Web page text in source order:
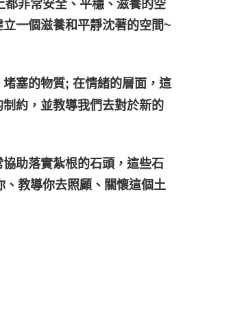
非常安全、平穩、滋養的空
一個滋養和平靜沈著的空間~
塞的物質; 在情緒的層面，這
約，並教導我們去對於新的
助落實紮根的石頭，這些石
教導你去照顧、關懷這個土